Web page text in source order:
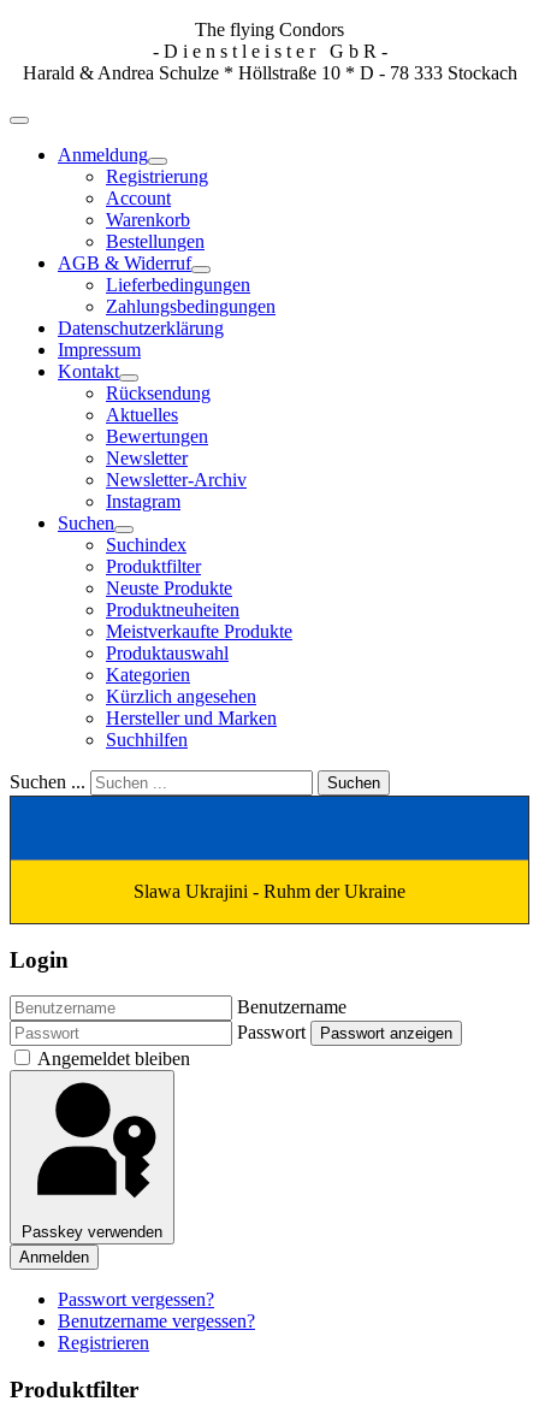
The flying Condors
- D i e n s t l e i s t e r G b R -
Harald & Andrea Schulze * Höllstraße 10 * D - 78 333 Stockach
Anmeldung
Registrierung
Account
Warenkorb
Bestellungen
AGB & Widerruf
Lieferbedingungen
Zahlungsbedingungen
Datenschutzerklärung
Impressum
Kontakt
Rücksendung
Aktuelles
Bewertungen
Newsletter
Newsletter-Archiv
Instagram
Suchen
Suchindex
Produktfilter
Neuste Produkte
Produktneuheiten
Meistverkaufte Produkte
Produktauswahl
Kategorien
Kürzlich angesehen
Hersteller und Marken
Suchhilfen
Suchen ... Suchen
Slawa Ukrajini - Ruhm der Ukraine
Login
Benutzername
Passwort
Passwort anzeigen
Angemeldet bleiben
Passkey verwenden
Anmelden
Passwort vergessen?
Benutzername vergessen?
Registrieren
Produktfilter